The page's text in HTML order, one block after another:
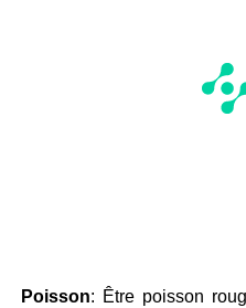
Poisson: Être poisson